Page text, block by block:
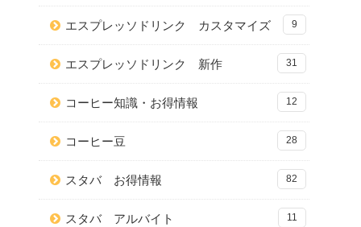
エスプレッソドリンク カスタマイズ 9
エスプレッソドリンク 新作 31
コーヒー知識・お得情報 12
コーヒー豆 28
スタバ お得情報 82
スタバ アルバイト 11